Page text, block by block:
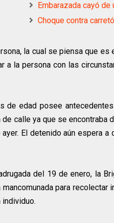
Embarazada cayó de
Choque contra
la cual se piensa que es
a la persona con las
de edad posee
calle ya que se encontraba
El detenido aún espera
del 19 de enero, la
para